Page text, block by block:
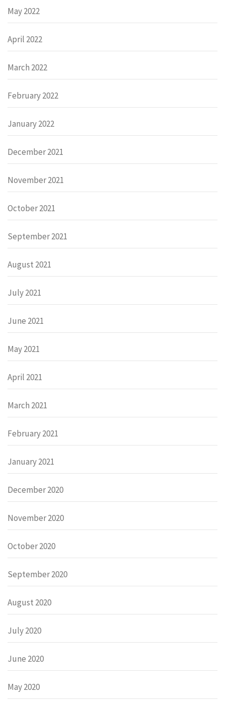
May 2022
April 2022
March 2022
February 2022
January 2022
December 2021
November 2021
October 2021
September 2021
August 2021
July 2021
June 2021
May 2021
April 2021
March 2021
February 2021
January 2021
December 2020
November 2020
October 2020
September 2020
August 2020
July 2020
June 2020
May 2020